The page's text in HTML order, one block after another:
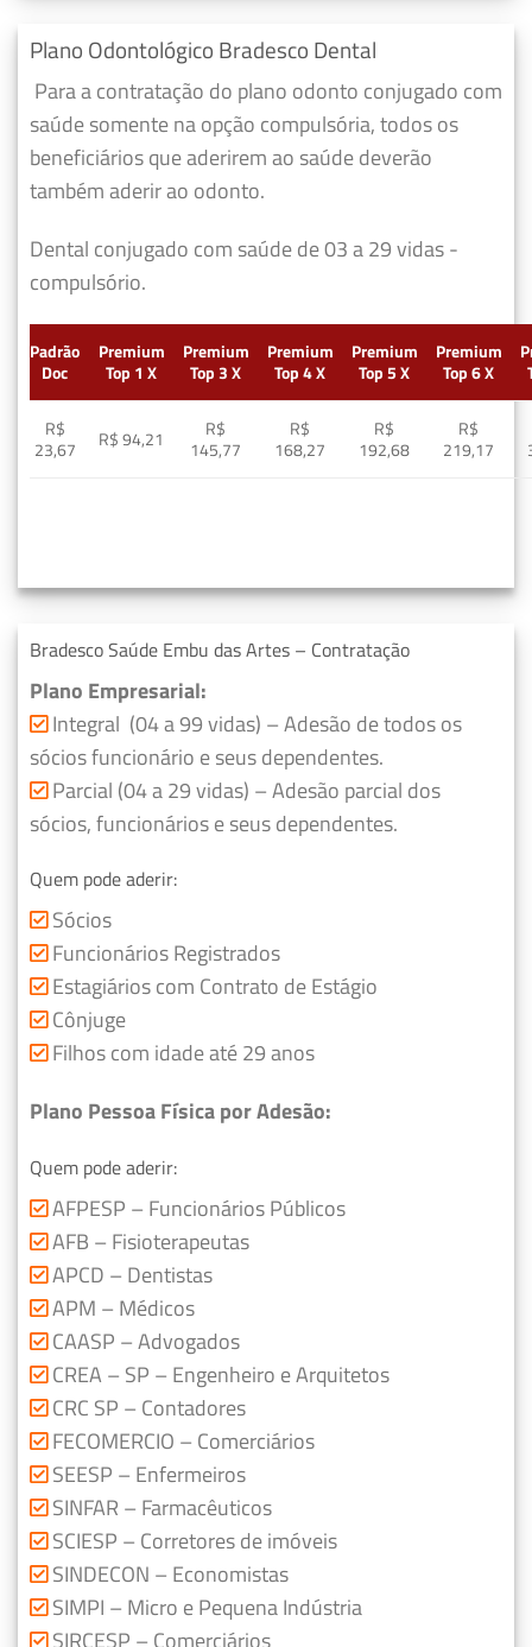
Plano Odontológico Bradesco Dental
Para a contratação do plano odonto conjugado com
saúde somente na opção compulsória, todos os
beneficiários que aderirem ao saúde deverão
também aderir ao odonto.
Dental conjugado com saúde de 03 a 29 vidas -
compulsório.
Padrão
Doc
Premium
Top 1 X
Premium
Top 3 X
Premium
Top 4 X
Premium
Top 5 X
Premium
Top 6 X
R$
23,67
R$ 94,21
R$
145,77
R$
168,27
R$
192,68
R$
219,17
Bradesco Saúde Embu das Artes – Contratação
Plano Empresarial:
Integral (04 a 99 vidas) – Adesão de todos os
sócios funcionário e seus dependentes.
Parcial (04 a 29 vidas) – Adesão parcial dos
sócios, funcionários e seus dependentes.
Quem pode aderir:
Sócios
Funcionários Registrados
Estagiários com Contrato de Estágio
Cônjuge
Filhos com idade até 29 anos
Plano Pessoa Física por Adesão:
Quem pode aderir:
AFPESP – Funcionários Públicos
AFB – Fisioterapeutas
APCD – Dentistas
APM – Médicos
CAASP – Advogados
CREA – SP – Engenheiro e Arquitetos
CRC SP – Contadores
FECOMERCIO – Comerciários
SEESP – Enfermeiros
SINFAR – Farmacêuticos
SCIESP – Corretores de imóveis
SINDECON – Economistas
SIMPI – Micro e Pequena Indústria
SIRCESP – Comerciários